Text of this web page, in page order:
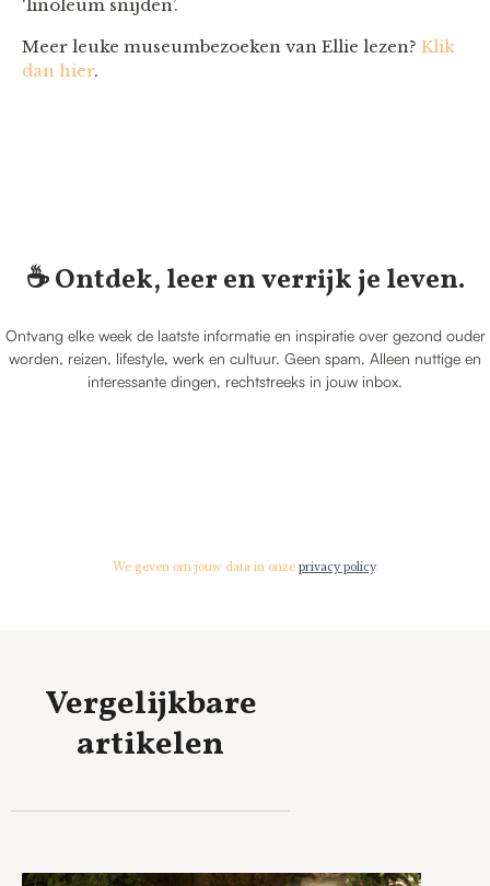
‘linoleum snijden’.
Meer leuke museumbezoeken van Ellie lezen? Klik
dan hier.
☕️ Ontdek, leer en verrijk je leven.
Ontvang elke week de laatste informatie en inspiratie over gezond ouder
worden, reizen, lifestyle, werk en cultuur. Geen spam. Alleen nuttige en
interessante dingen, rechtstreeks in jouw inbox.
We geven om jouw data in onze privacy policy.
Vergelijkbare
artikelen